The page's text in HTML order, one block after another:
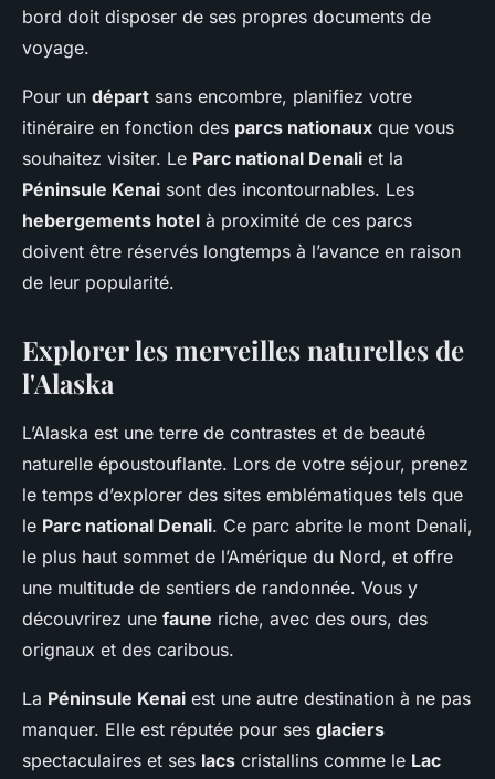
bord doit disposer de ses propres documents de
voyage.
Pour un départ sans encombre, planifiez votre
itinéraire en fonction des parcs nationaux que vous
souhaitez visiter. Le Parc national Denali et la
Péninsule Kenai sont des incontournables. Les
hebergements hotel à proximité de ces parcs
doivent être réservés longtemps à l’avance en raison
de leur popularité.
Explorer les merveilles naturelles de
l'Alaska
L’Alaska est une terre de contrastes et de beauté
naturelle époustouflante. Lors de votre séjour, prenez
le temps d’explorer des sites emblématiques tels que
le Parc national Denali. Ce parc abrite le mont Denali,
le plus haut sommet de l’Amérique du Nord, et offre
une multitude de sentiers de randonnée. Vous y
découvrirez une faune riche, avec des ours, des
orignaux et des caribous.
La Péninsule Kenai est une autre destination à ne pas
manquer. Elle est réputée pour ses glaciers
spectaculaires et ses lacs cristallins comme le Lac